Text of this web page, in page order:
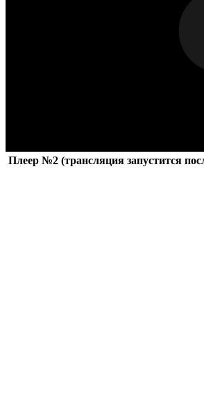
Плеер №2 (трансляция запустится